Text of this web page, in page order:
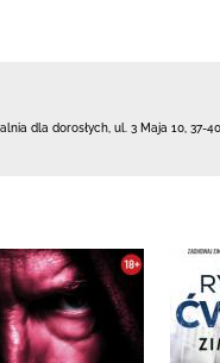
dla dorosłych, ul. 3 Maja 10 37-